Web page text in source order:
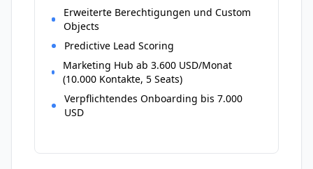
Erweiterte Berechtigungen und Custom
Objects
Predictive Lead Scoring
Marketing Hub ab 3.600 USD/Monat
(10.000 Kontakte, 5 Seats)
Verpflichtendes Onboarding bis 7.000
USD